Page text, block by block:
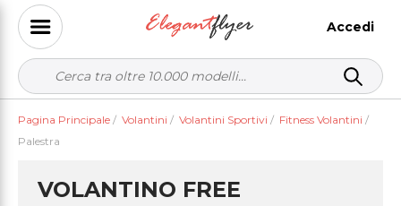
Accedi
Pagina Principale / Volantini / Volantini Sportivi / Fitness Volantini /
Palestra
VOLANTINO FREE